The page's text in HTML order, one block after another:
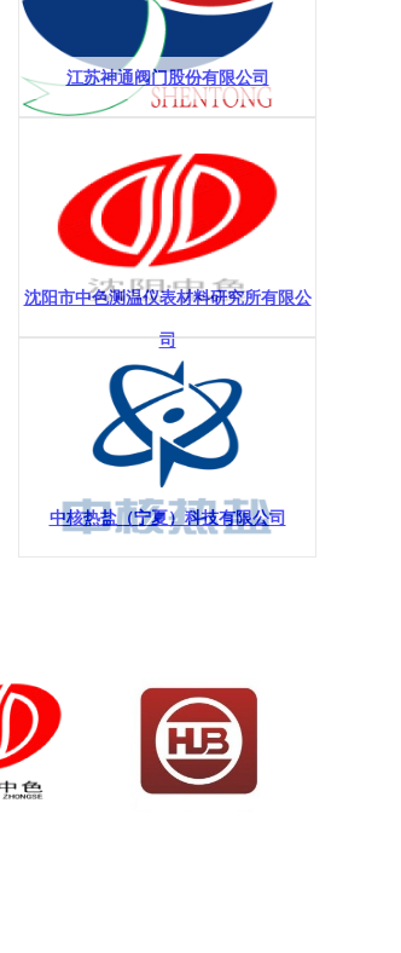
江苏神通阀门股份有限公司
沈阳市中色测温仪表材料研究所有限公
司
中核热盐（宁夏）科技有限公司